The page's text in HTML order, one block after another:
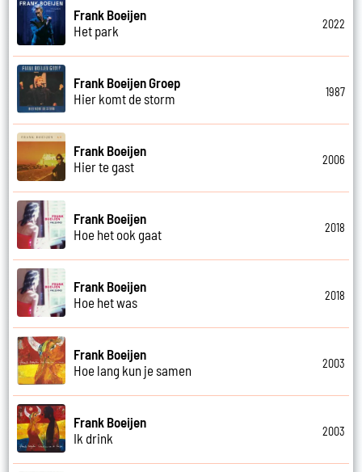
Frank Boeijen
Het park
2022
Frank Boeijen Groep
Hier komt de storm
1987
Frank Boeijen
Hier te gast
2006
Frank Boeijen
Hoe het ook gaat
2018
Frank Boeijen
Hoe het was
2018
Frank Boeijen
Hoe lang kun je samen
2003
Frank Boeijen
Ik drink
2003